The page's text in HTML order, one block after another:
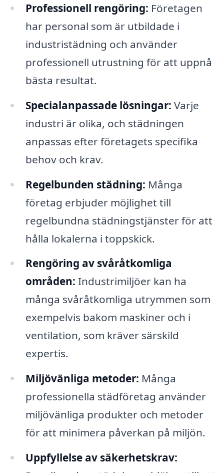
Professionell rengöring: Företagen
har personal som är utbildade i
industristädning och använder
professionell utrustning för att uppnå
bästa resultat.
Specialanpassade lösningar: Varje
industri är olika, och städningen
anpassas efter företagets specifika
behov och krav.
Regelbunden städning: Många
företag erbjuder möjlighet till
regelbundna städningstjänster för att
hålla lokalerna i toppskick.
Rengöring av svåråtkomliga
områden: Industrimiljöer kan ha
många svåråtkomliga utrymmen som
exempelvis bakom maskiner och i
ventilation, som kräver särskild
expertis.
Miljövänliga metoder: Många
professionella städföretag använder
miljövänliga produkter och metoder
för att minimera påverkan på miljön.
Uppfyllelse av säkerhetskrav: